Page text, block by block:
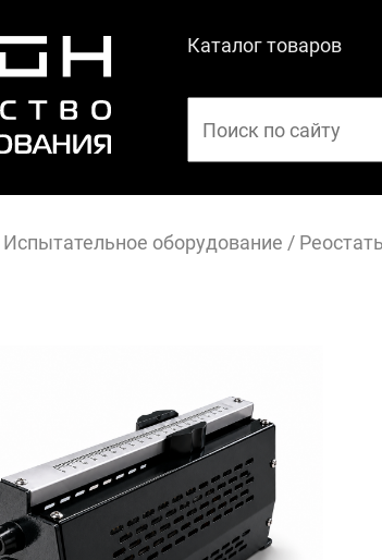
Каталог товаров
Иcпытательное оборудование /